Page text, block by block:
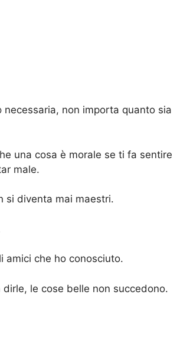
non importa quanto sia
una cosa è morale se ti fa sentire
male.
si diventa mai maestri.
amici che ho conosciuto.
le cose belle non succedono.